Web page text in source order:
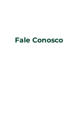
Fale Conosco